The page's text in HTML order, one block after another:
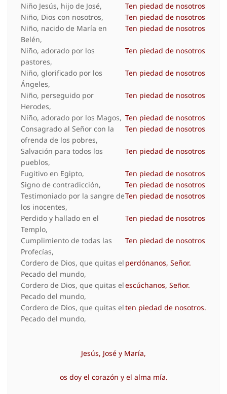
Niño Jesús, hijo de José,
Ten piedad de nosotros
Niño, Dios con nosotros,
Ten piedad de nosotros
Niño, nacido de María en
Belén,
Ten piedad de nosotros
Niño, adorado por los
pastores,
Ten piedad de nosotros
Niño, glorificado por los
Ángeles,
Ten piedad de nosotros
Niño, perseguido por
Herodes,
Ten piedad de nosotros
Niño, adorado por los Magos, Ten piedad de nosotros
Consagrado al Señor con la
ofrenda de los pobres,
Ten piedad de nosotros
Salvación para todos los
pueblos,
Ten piedad de nosotros
Fugitivo en Egipto,
Ten piedad de nosotros
Signo de contradicción,
Ten piedad de nosotros
Testimoniado por la sangre de
los inocentes,
Ten piedad de nosotros
Perdido y hallado en el
Templo,
Ten piedad de nosotros
Cumplimiento de todas las
Profecías,
Ten piedad de nosotros
Cordero de Dios, que quitas el
Pecado del mundo,
perdónanos, Señor.
Cordero de Dios, que quitas el
Pecado del mundo,
escúchanos, Señor.
Cordero de Dios, que quitas el
Pecado del mundo,
ten piedad de nosotros.
Jesús, José y María,
os doy el corazón y el alma mía.